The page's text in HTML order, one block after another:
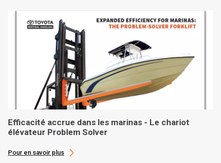
Efficacité accrue dans les marinas - Le chariot
élévateur Problem Solver
Pour en savoir plus